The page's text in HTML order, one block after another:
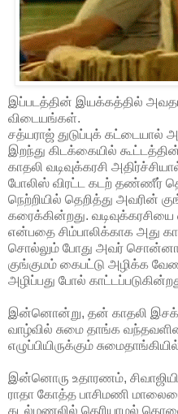
இப்படத்தின் இயக்கத்தில்
விடையங்கள்.
சத்யராஜ் துடுப்புக் கட்டையால்
இறந்து கிடக்கையில்
காதலி வடிவுக்கரசி
போலிஸ் விரட்ட கடற் தண்ணீர்
நெற்றியில் தெறித்து அவரின்
கரைக்கின்றது.
என்பதை சிம்பாலிக்காக அது
சொல்லும் போது அவர்
குங்குமம் கைபட்டு அழிக்க
அழிப்பது போல்
இன்னொன்று, தன் காதலி
வாழ்வில் சுமை தாங்க
எழுப்பியிருக்கும்
இன்னொரு உதாரணம்,
ராதா கோத்த பாசிமணி
கடல்மணலில் தெரியாமல்